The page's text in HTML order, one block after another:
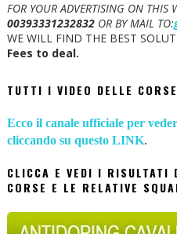
FOR YOUR ADVERTISING ON THIS
00393331232832OR BY MAIL TO:
WE WILL FIND THE BEST
Fees to deal.
TUTTI I VIDEO DELLE
Ecco il canale ufficiale per
cliccando su questo LINK.
CLICCA E VEDI I RISULTATI
CORSE E LE RELATIVE